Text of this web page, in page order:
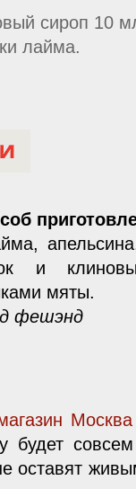
сироп 10
лайма.
и
мяты.
фешэнд
Москва
будет
оставят